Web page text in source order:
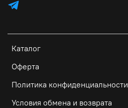
Каталог
Оферта
Политика конфиденциальности
Условия обмена и возврата